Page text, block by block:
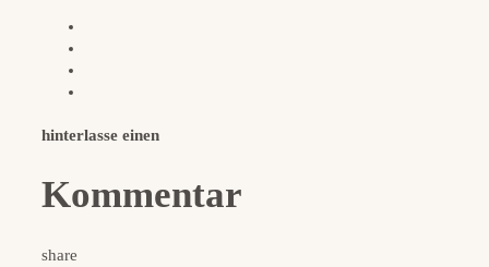
hinterlasse einen
Kommentar
share